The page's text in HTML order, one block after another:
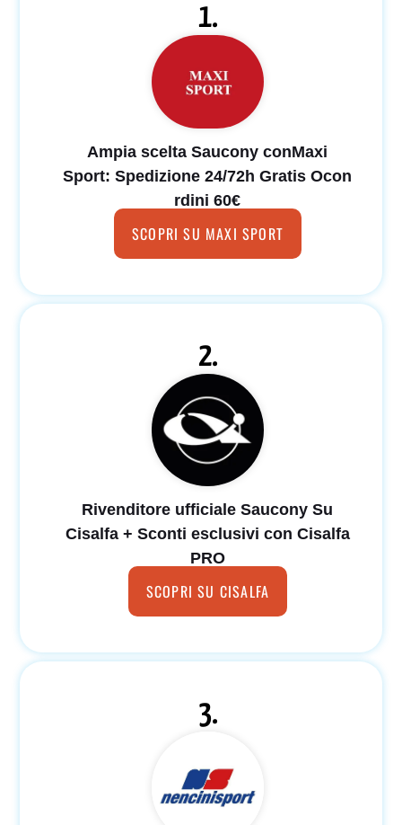
1.
Ampia scelta Saucony conMaxi
Sport: Spedizione 24/72h Gratis Ocon
rdini 60€
SCOPRI SU MAXI SPORT
2.
Rivenditore ufficiale Saucony Su
Cisalfa + Sconti esclusivi con Cisalfa
PRO
SCOPRI SU CISALFA
3.